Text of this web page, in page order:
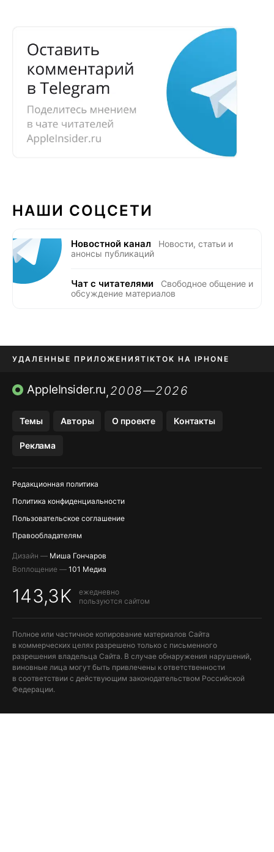
НАШИ СОЦСЕТИ
Новостной канал
Новости, статьи и
анонсы публикаций
Чат с читателями
Свободное общение и
обсуждение материалов
УДАЛЕННЫЕ ПРИЛОЖЕНИЯTIKTOK НА IPHONE
ПРИЛОЖЕНИЯ БЕЗ APP STORE
AppleInsider.ru,2008—2026
Темы Авторы О проекте Контакты
Реклама
Редакционная политика
Политика конфиденциальности
Пользовательское соглашение
Правообладателям
Дизайн — Миша Гончаров
Воплощение — 101 Медиа
143,3K
ежедневно
пользуются сайтом
Полное или частичное копирование материалов Сайта
в коммерческих целях разрешено только с письменного
разрешения владельца Сайта. В случае обнаружения нарушений,
виновные лица могут быть привлечены к ответственности
в соответствии с действующим законодательством Российской
Федерации.